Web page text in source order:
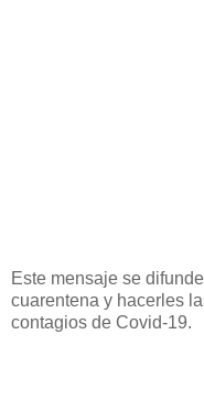
Este mensaje se
cuarentena y hacerles
contagios de Covid-19.